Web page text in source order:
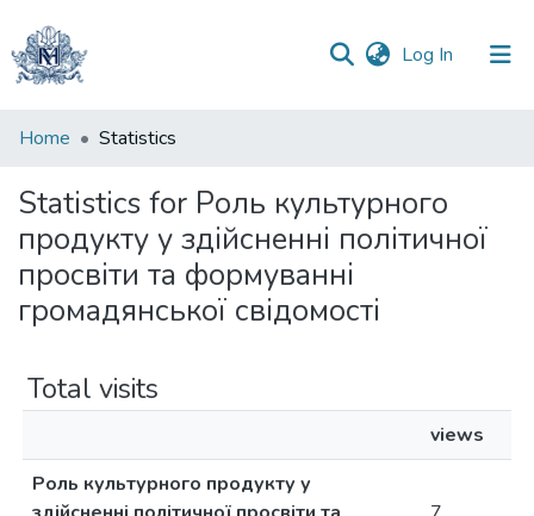
Log In (current)
Communities
Collections
All of DSpace
Home Statistics
Statistics for Роль культурного
продукту у здійсненні політичної
просвіти та формуванні
громадянської свідомості
Total visits
views
Роль культурного продукту у